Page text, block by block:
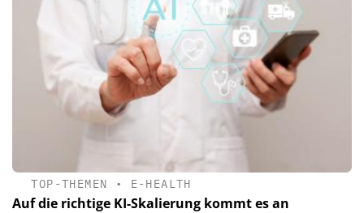
TOP-THEMEN • E-HEALTH
Auf die richtige KI-Skalierung kommt es an